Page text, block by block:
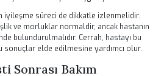
Süreci
olarak hastanın durumu ile ilgili
doğrultusunda bir plan oluşturur. Bu